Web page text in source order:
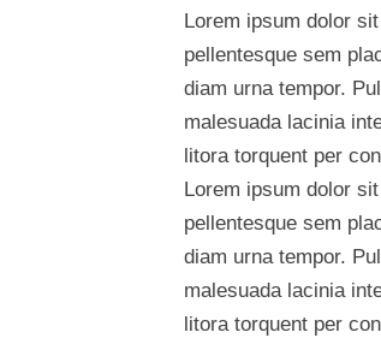
Lorem ipsum dolor
pellentesque sem
diam urna tempor.
malesuada lacinia
litora torquent per
Lorem ipsum dolor
pellentesque sem
diam urna tempor.
malesuada lacinia
litora torquent per